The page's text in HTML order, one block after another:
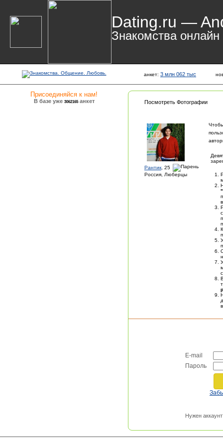
Dating.ru —
Знакомства онлайн
анкет: 3 млн 062 тыс
Присоединяйся к нам!
В базе уже 3062165анкет Посмотреть Фотографии
Рантик , 25
Россия, Люберцы
E-mail
Пароль
Нужен